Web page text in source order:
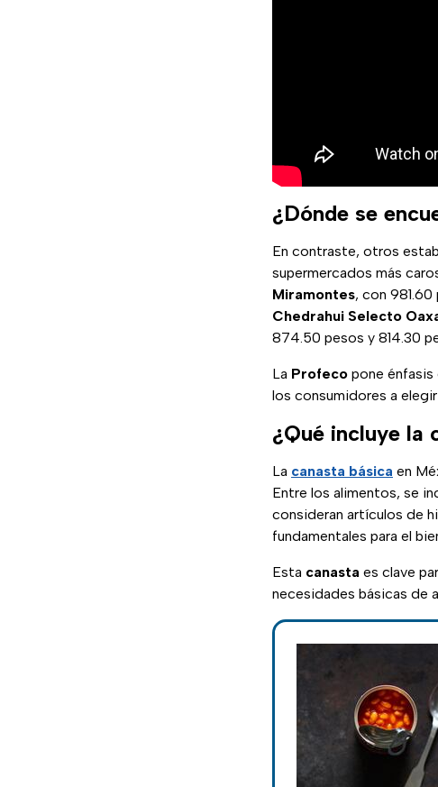
¿Dónde se
En contraste, otros
supermercados más
Miramontes, con
Chedrahui Selecto
874.50 pesos y 814.30
La Profeco pone énfasis
los consumidores a
¿Qué incluye la
La canasta básica en
Entre los alimentos, se
consideran artículos de
fundamentales para el
Esta canasta es clave
necesidades básicas de